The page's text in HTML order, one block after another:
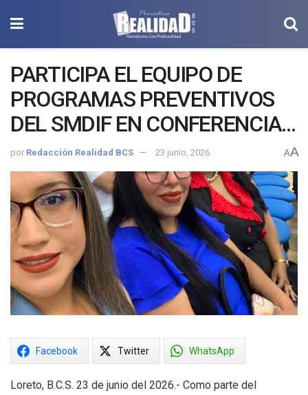
PARTICIPA EL EQUIPO DE
PROGRAMAS PREVENTIVOS
DEL SMDIF EN CONFERENCIA
SOBRE PREVENCIÓN DE LAS
VIOLENCIAS
por Redacción Realidad BCS 23 junio, 2026 AA
Facebook Twitter WhatsApp
Loreto, B.C.S. 23 de junio del 2026.- Como parte del